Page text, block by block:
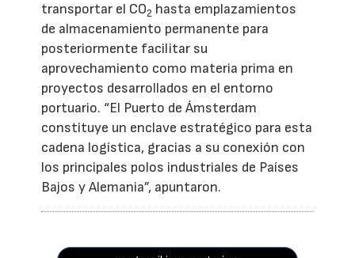
transportar el CO2 hasta emplazamientos
de almacenamiento permanente para
posteriormente facilitar su
aprovechamiento como materia prima en
proyectos desarrollados en el entorno
portuario. “El Puerto de Ámsterdam
constituye un enclave estratégico para esta
cadena logística, gracias a su conexión con
los principales polos industriales de Países
Bajos y Alemania”, apuntaron.